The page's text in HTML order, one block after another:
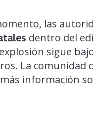
las
dentro del
sigue
La comunidad
información